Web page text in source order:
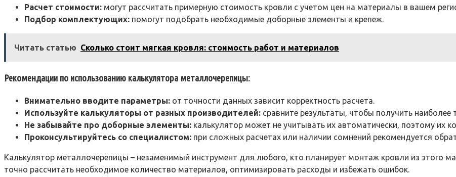
Расчет стоимости: могут рассчитать примерную стоимость кровли с учетом цен на материалы в вашем
Подбор комплектующих: помогут подобрать необходимые доборные элементы и крепеж.
Читать статью Сколько стоит мягкая кровля: стоимость работ и материалов
Рекомендации по использованию калькулятора металлочерепицы:
Внимательно вводите параметры: от точности данных зависит корректность расчета.
Используйте калькуляторы от разных производителей: сравните результаты, чтобы получить
Не забывайте про доборные элементы: калькулятор может не учитывать их автоматически, поэтому их
Проконсультируйтесь со специалистом: при сложных расчетах или наличии сомнений рекомендуется
Калькулятор металлочерепицы – незаменимый инструмент для любого, кто планирует монтаж кровли из этого
точно рассчитать необходимое количество материалов, оптимизировать расходы и избежать ошибок.